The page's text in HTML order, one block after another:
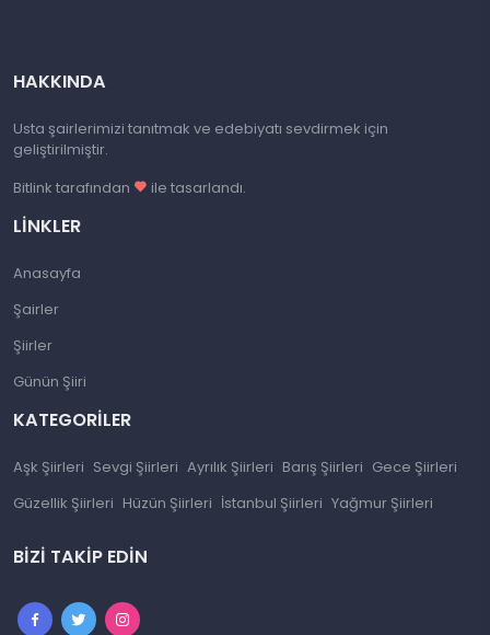
HAKKINDA
Usta şairlerimizi tanıtmak ve edebiyatı sevdirmek için
geliştirilmiştir.
Bitlink tarafından
ile tasarlandı.
LINKLER
Anasayfa
Şairler
Şiirler
Günün Şiiri
KATEGORILER
Aşk Şiirleri Sevgi Şiirleri Ayrılık Şiirleri Barış Şiirleri Gece Şiirleri
Güzellik Şiirleri Hüzün Şiirleri İstanbul Şiirleri Yağmur Şiirleri
BIZI TAKIP EDIN